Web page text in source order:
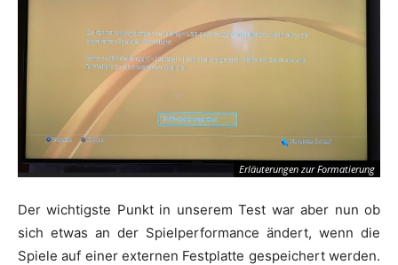
Erläuterungen zur Formatierung
Der wichtigste Punkt in unserem Test war aber nun ob
sich etwas an der Spielperformance ändert, wenn die
Spiele auf einer externen Festplatte gespeichert werden.